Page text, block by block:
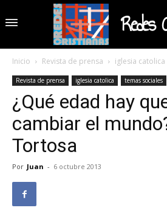
Redes
Inicio Revista de prensa iglesia catolica
Revista de prensa iglesia catolica temas sociales
¿Qué edad hay
cambiar el
Tortosa
Por Juan - 6 octubre 2013